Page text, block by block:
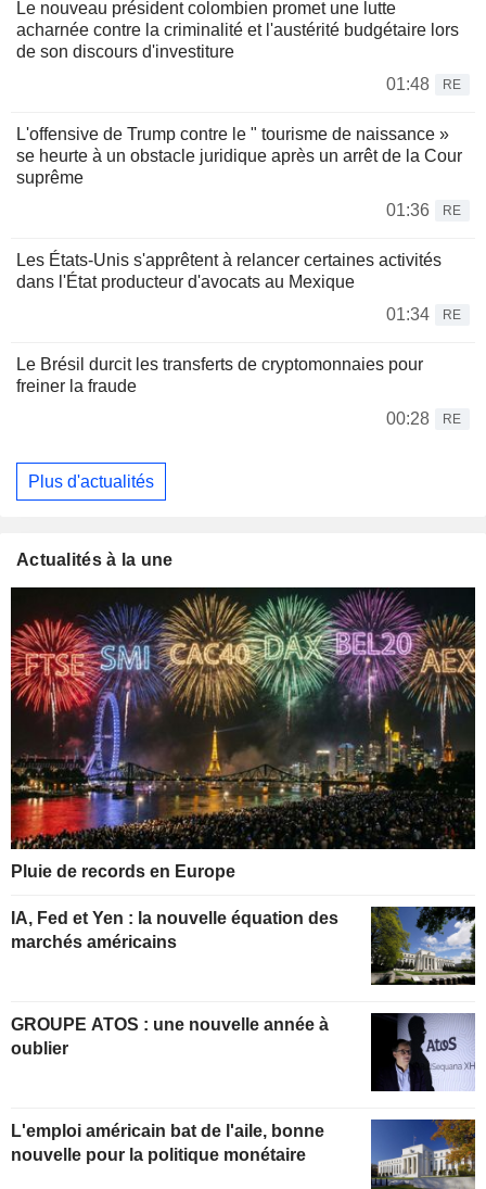
Le nouveau président colombien promet une lutte
acharnée contre la criminalité et l'austérité budgétaire lors
de son discours d'investiture
01:48
RE
L'offensive de Trump contre le " tourisme de naissance »
se heurte à un obstacle juridique après un arrêt de la Cour
suprême
01:36
RE
Les États-Unis s'apprêtent à relancer certaines activités
dans l'État producteur d'avocats au Mexique
01:34
RE
Le Brésil durcit les transferts de cryptomonnaies pour
freiner la fraude
00:28
RE
Plus d'actualités
Actualités à la une
Pluie de records en Europe
IA, Fed et Yen : la nouvelle équation des
marchés américains
GROUPE ATOS : une nouvelle année à
oublier
L'emploi américain bat de l'aile, bonne
nouvelle pour la politique monétaire